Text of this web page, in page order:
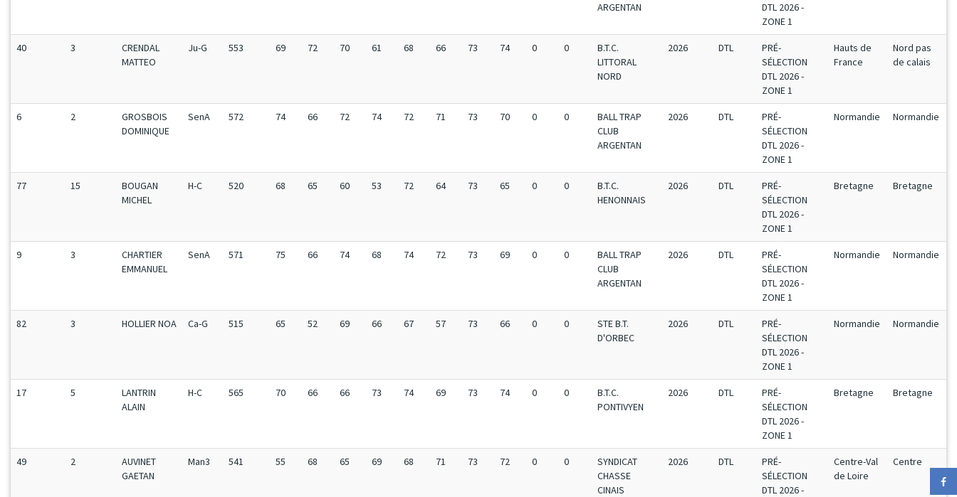
ARGENTAN
DTL 2026 -
ZONE 1
40 3
CRENDAL
MATTEO
Ju-G 553 69 72 70 61 68 66 73 74 0 0
B.T.C.
LITTORAL
NORD
2026 DTL
PRÉ-
SÉLECTION
DTL 2026 -
ZONE 1
Hauts de
France
Nord pas
de calais
6 2
GROSBOIS
DOMINIQUE
SenA 572 74 66 72 74 72 71 73 70 0 0
BALL TRAP
CLUB
ARGENTAN
2026 DTL
PRÉ-
SÉLECTION
DTL 2026 -
ZONE 1
Normandie Normandie
77 15
BOUGAN
MICHEL
H-C 520 68 65 60 53 72 64 73 65 0 0
B.T.C.
HENONNAIS
2026 DTL
PRÉ-
SÉLECTION
DTL 2026 -
ZONE 1
Bretagne Bretagne
9 3
CHARTIER
EMMANUEL
SenA 571 75 66 74 68 74 72 73 69 0 0
BALL TRAP
CLUB
ARGENTAN
2026 DTL
PRÉ-
SÉLECTION
DTL 2026 -
ZONE 1
Normandie Normandie
82 3 HOLLIER NOA Ca-G 515 65 52 69 66 67 57 73 66 0 0
STE B.T.
D'ORBEC
2026 DTL
PRÉ-
SÉLECTION
DTL 2026 -
ZONE 1
Normandie Normandie
17 5
LANTRIN
ALAIN
H-C 565 70 66 66 73 74 69 73 74 0 0
B.T.C.
PONTIVYEN
2026 DTL
PRÉ-
SÉLECTION
DTL 2026 -
ZONE 1
Bretagne Bretagne
49 2
AUVINET
GAETAN
Man3 541 55 68 65 69 68 71 73 72 0 0
SYNDICAT
CHASSE
CINAIS
2026 DTL
PRÉ-
SÉLECTION
DTL 2026 -
Centre-Val
de Loire
Centre